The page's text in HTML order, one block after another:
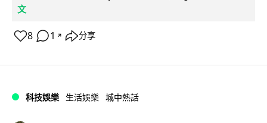
文
8 1 ↗ 分享
科技娛樂 生活娛樂 城中熱話